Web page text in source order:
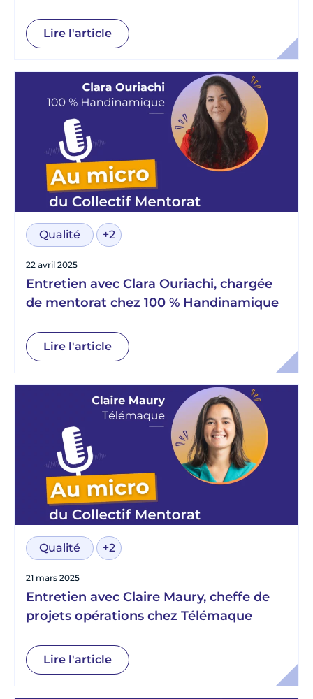
Lire l'article
Qualité +2
22 avril 2025
Entretien avec Clara Ouriachi, chargée
de mentorat chez 100 % Handinamique
Lire l'article
Qualité +2
21 mars 2025
Entretien avec Claire Maury, cheffe de
projets opérations chez Télémaque
Lire l'article